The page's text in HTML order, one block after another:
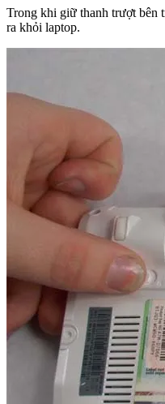
Trong khi giữ thanh trượt bên
ra khỏi laptop.